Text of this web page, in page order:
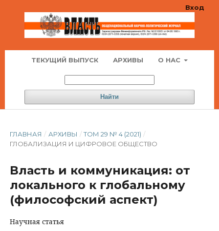
ТЕКУЩИЙ ВЫПУСК АРХИВЫ О НАС
Найти
Вход
ГЛАВНАЯ / АРХИВЫ / ТОМ 29 № 4 (2021) /
ГЛОБАЛИЗАЦИЯ И ЦИФРОВОЕ ОБЩЕСТВО
Власть и коммуникация: от
локального к глобальному
(философский аспект)
Научная статья